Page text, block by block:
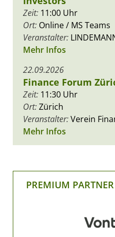
Zeit: 11:00 Uhr
Ort: Online / MS Teams
Veranstalter:
Mehr Infos
22.09.2026
Finance Forum
Zeit: 11:30 Uhr
Ort:Zürich
Veranstalter:Verein
Mehr Infos
PREMIUM PARTNER